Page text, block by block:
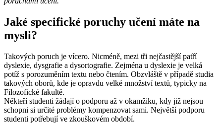
Jaké specifické poruchy učení máte na
mysli?
Takových poruch je vícero. Nicméně, mezi tři nejčastější patří
dyslexie, dysgrafie a dysortografie. Zejména u dyslexie je velká
potíž s porozuměním textu nebo čtením. Obzvláště v případě studia
takových oborů, kde je opravdu velké množství textů, typicky na
Filozofické fakultě.
Někteří studenti žádají o podporu až v okamžiku, kdy již nejsou
schopni si určité problémy kompenzovat sami. Největší podporu
studenti potřebují ve zkouškovém období.